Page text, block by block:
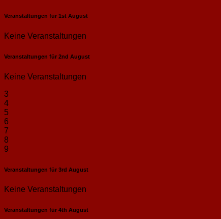
Veranstaltungen für 1st August
Keine Veranstaltungen
Veranstaltungen für 2nd August
Keine Veranstaltungen
3
4
5
6
7
8
9
Veranstaltungen für 3rd August
Keine Veranstaltungen
Veranstaltungen für 4th August